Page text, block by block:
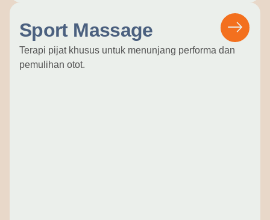
Sport Massage
Terapi pijat khusus untuk menunjang performa dan
pemulihan otot.